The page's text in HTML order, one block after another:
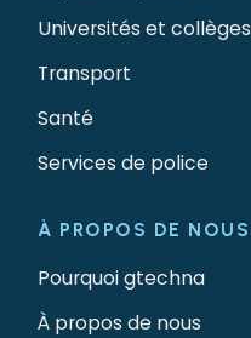
À PROPOS DE NOUS
Pourquoi gtechna
À propos de nous
Universités et collèges
Transport
Santé
Services de police